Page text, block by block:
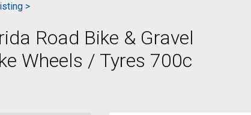
>
Road Bike & Gravel
Wheels / Tyres 700c